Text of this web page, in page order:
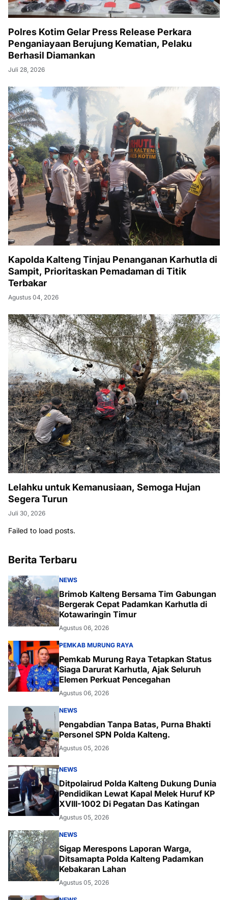
Polres Kotim Gelar Press Release Perkara
Penganiayaan Berujung Kematian, Pelaku
Berhasil Diamankan
Juli 28, 2026
Kapolda Kalteng Tinjau Penanganan Karhutla di
Sampit, Prioritaskan Pemadaman di Titik
Terbakar
Agustus 04, 2026
Lelahku untuk Kemanusiaan, Semoga Hujan
Segera Turun
Juli 30, 2026
Failed to load posts.
Berita Terbaru
NEWS
Brimob Kalteng Bersama Tim Gabungan
Bergerak Cepat Padamkan Karhutla di
Kotawaringin Timur
Agustus 06, 2026
PEMKAB MURUNG RAYA
Pemkab Murung Raya Tetapkan Status
Siaga Darurat Karhutla, Ajak Seluruh
Elemen Perkuat Pencegahan
Agustus 06, 2026
NEWS
Pengabdian Tanpa Batas, Purna Bhakti
Personel SPN Polda Kalteng.
Agustus 05, 2026
NEWS
Ditpolairud Polda Kalteng Dukung Dunia
Pendidikan Lewat Kapal Melek Huruf KP
XVIII-1002 Di Pegatan Das Katingan
Agustus 05, 2026
NEWS
Sigap Merespons Laporan Warga,
Ditsamapta Polda Kalteng Padamkan
Kebakaran Lahan
Agustus 05, 2026